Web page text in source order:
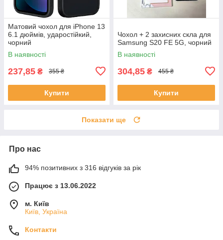
Матовий чохол для iPhone 13
6.1 дюймів, ударостійкий,
чорний
В наявності
237,85 ₴ 355 ₴
Купити
Чохол + 2 захисних скла для
Samsung S20 FE 5G, чорний
В наявності
304,85 ₴ 455 ₴
Купити
Показати ще
Про нас
94% позитивних з 316 відгуків за рік
Працює з 13.06.2022
м. Київ
Київ, Україна
Контакти